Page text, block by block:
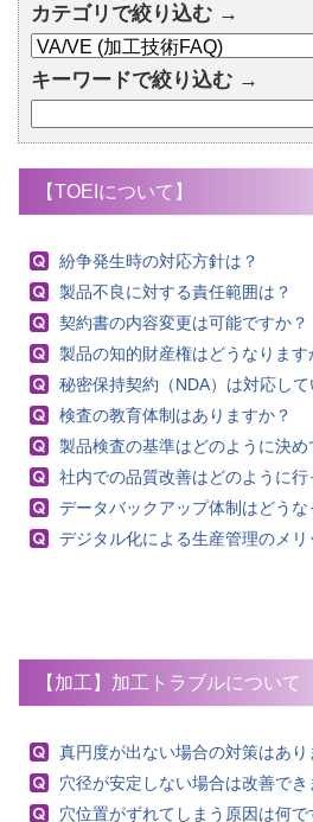
カテゴリで絞り込む →
キーワードで絞り込む →
【TOEIについて】
紛争発生時の対応方針は？
製品不良に対する責任範囲は？
契約書の内容変更は可能ですか？
製品の知的財産権はどうなります
秘密保持契約（NDA）は対応して
検査の教育体制はありますか？
製品検査の基準はどのように決め
社内での品質改善はどのように行
データバックアップ体制はどうな
デジタル化による生産管理のメリ
【加工】加工トラブルについて
真円度が出ない場合の対策はあり
穴径が安定しない場合は改善でき
穴位置がずれてしまう原因は何で